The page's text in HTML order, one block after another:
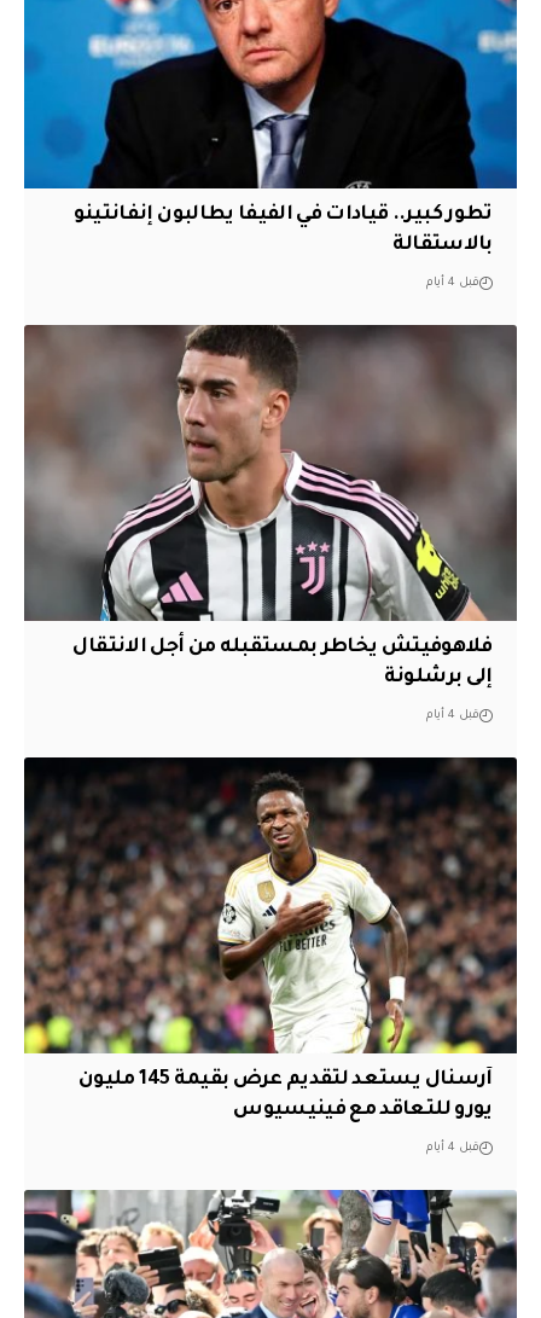
تطور كبير.. قيادات في الفيفا يطالبون إنفانتينو
بالاستقالة
قبل 4 أيام
فلاهوفيتش يخاطر بمستقبله من أجل الانتقال
إلى برشلونة
قبل 4 أيام
آرسنال يستعد لتقديم عرض بقيمة 145 مليون
يورو للتعاقد مع فينيسيوس
قبل 4 أيام